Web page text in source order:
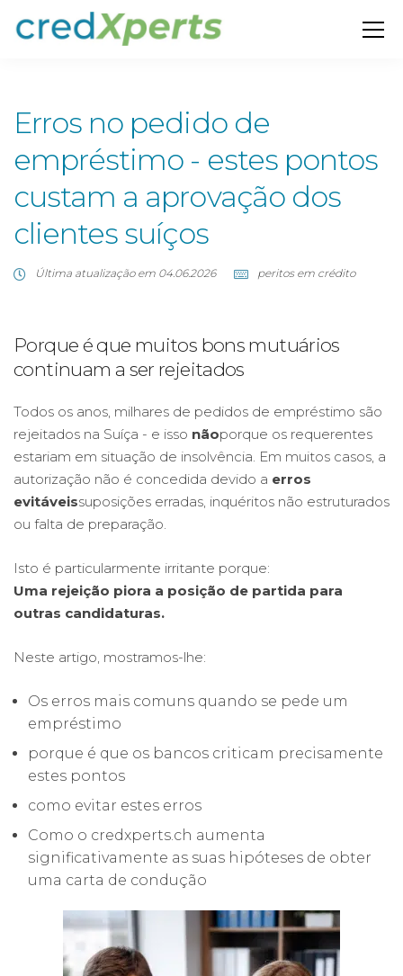
Erros no pedido de
empréstimo - estes pontos
custam a aprovação dos
clientes suíços
Última atualização em 04.06.2026 peritos em crédito
Porque é que muitos bons mutuários
continuam a ser rejeitados
Todos os anos, milhares de pedidos de empréstimo são
rejeitados na Suíça - e isso nãoporque os requerentes
estariam em situação de insolvência. Em muitos casos, a
autorização não é concedida devido a erros
evitáveissuposições erradas, inquéritos não estruturados
ou falta de preparação.
Isto é particularmente irritante porque:
Uma rejeição piora a posição de partida para
outras candidaturas.
Neste artigo, mostramos-lhe:
Os erros mais comuns quando se pede um
empréstimo
porque é que os bancos criticam precisamente
estes pontos
como evitar estes erros
Como o credxperts.ch aumenta
significativamente as suas hipóteses de obter
uma carta de condução